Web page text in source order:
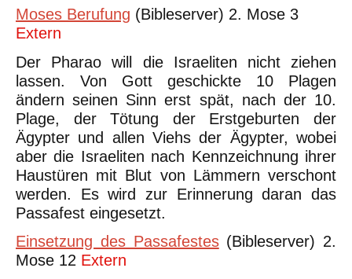
Moses Berufung (Bibleserver) 2. Mose 3
Extern
Der Pharao will die Israeliten nicht ziehen
lassen. Von Gott geschickte 10 Plagen
ändern seinen Sinn erst spät, nach der 10.
Plage, der Tötung der Erstgeburten der
Ägypter und allen Viehs der Ägypter, wobei
aber die Israeliten nach Kennzeichnung ihrer
Haustüren mit Blut von Lämmern verschont
werden. Es wird zur Erinnerung daran das
Passafest eingesetzt.
Einsetzung des Passafestes(Bibleserver) 2.
Mose 12 Extern